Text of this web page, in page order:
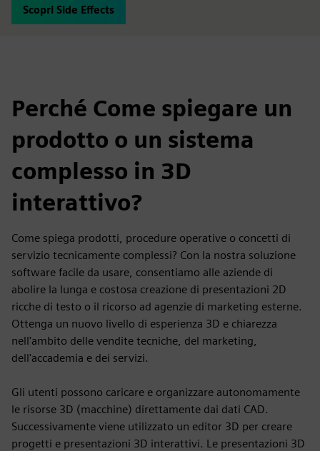
Scopri Side Effects
Perché Come spiegare un
prodotto o un sistema
complesso in 3D
interattivo?
Come spiega prodotti, procedure operative o concetti di
servizio tecnicamente complessi? Con la nostra soluzione
software facile da usare, consentiamo alle aziende di
abolire la lunga e costosa creazione di presentazioni 2D
ricche di testo o il ricorso ad agenzie di marketing esterne.
Ottenga un nuovo livello di esperienza 3D e chiarezza
nell'ambito delle vendite tecniche, del marketing,
dell'accademia e dei servizi.
Gli utenti possono caricare e organizzare autonomamente
le risorse 3D (macchine) direttamente dai dati CAD.
Successivamente viene utilizzato un editor 3D per creare
progetti e presentazioni 3D interattivi. Le presentazioni 3D